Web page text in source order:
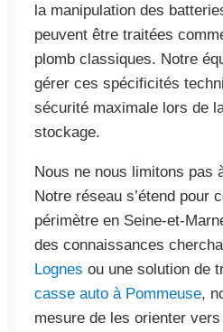
la manipulation des
peuvent être traitées
plomb classiques. Notre
gérer ces spécificités
sécurité maximale lors de
stockage.
Nous ne nous limitons pas
Notre réseau s’étend pour
périmètre en Seine-et-
des connaissances
Lognes ou une solution de
casse auto à Pommeuse,
mesure de les orienter